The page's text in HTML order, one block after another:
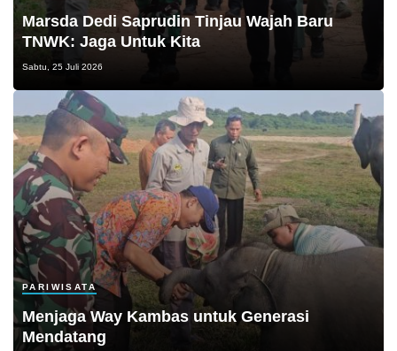
Marsda Dedi Saprudin Tinjau Wajah Baru
TNWK: Jaga Untuk Kita
Sabtu, 25 Juli 2026
PARIWISATA
Menjaga Way Kambas untuk Generasi
Mendatang